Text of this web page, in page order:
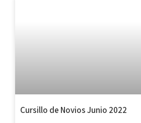
Cursillo de Novios Junio 2022